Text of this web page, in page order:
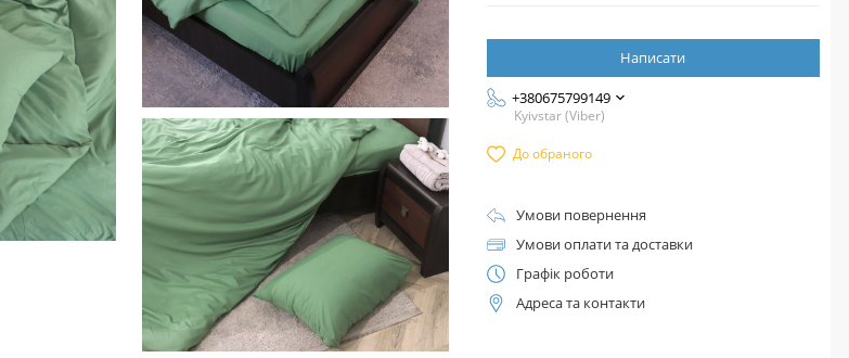
Написати
+380675799149
Kyivstar (Viber)
До обраного
Умови повернення
Умови оплати та доставки
Графік роботи
Адреса та контакти